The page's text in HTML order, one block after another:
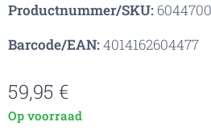
Productnummer/SKU: 6044700
Barcode/EAN:4014162604477
59,95 €
Op voorraad